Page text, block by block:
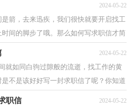
2024-05-22
箭，去来迅疾，我们很快就要开启找工
间的脚步了哦。那么如何写求职信才简
2024-05-22
就如同白驹过隙般的流逝，找工作的黄
不是该好好写一封求职信了呢？你知道
职信 2024-05-22